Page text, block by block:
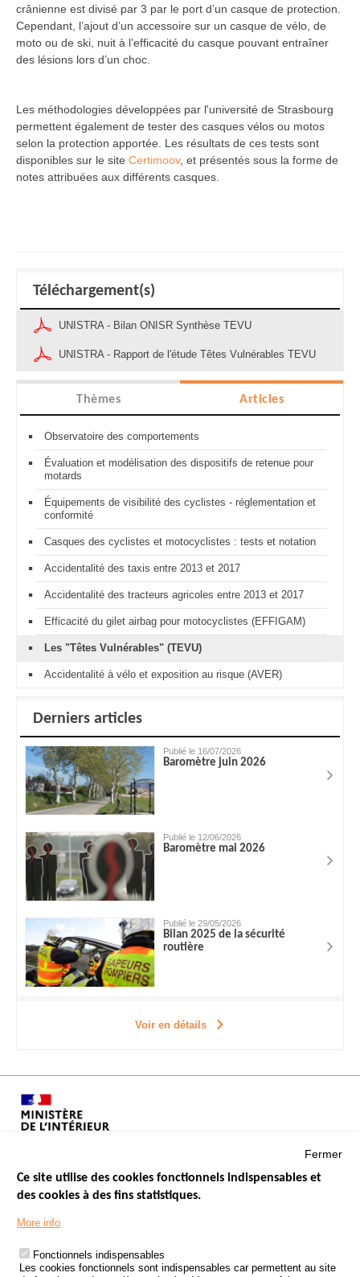
crânienne est divisé par 3 par le port d’un casque de protection.
Cependant, l’ajout d’un accessoire sur un casque de vélo, de
moto ou de ski, nuit à l’efficacité du casque pouvant entraîner
des lésions lors d’un choc.
Les méthodologies développées par l'université de Strasbourg
permettent également de tester des casques vélos ou motos
selon la protection apportée. Les résultats de ces tests sont
disponibles sur le site Certimoov, et présentés sous la forme de
notes attribuées aux différents casques.
Téléchargement(s)
UNISTRA - Bilan ONISR Synthèse TEVU
UNISTRA - Rapport de l'étude Têtes Vulnérables TEVU
Thèmes Articles
Observatoire des comportements
Évaluation et modélisation des dispositifs de retenue pour
motards
Équipements de visibilité des cyclistes - réglementation et
conformité
Casques des cyclistes et motocyclistes : tests et notation
Accidentalité des taxis entre 2013 et 2017
Accidentalité des tracteurs agricoles entre 2013 et 2017
Efficacité du gilet airbag pour motocyclistes (EFFIGAM)
Les "Têtes Vulnérables" (TEVU)
Accidentalité à vélo et exposition au risque (AVER)
Derniers articles
Publié le 16/07/2026
Baromètre juin 2026
Publié le 12/06/2026
Baromètre mai 2026
Publié le 29/05/2026
Bilan 2025 de la sécurité
routière
Voir en détails
Menu
Footer
LES SITES PUBLICS
ÉTAT DE L’INSÉCURITÉ ROUTIÈRE
TRAITEMENT DES DONNÉES PERSONNELLES DES ACCIDENTS DE
Fermer
Ce site utilise des cookies fonctionnels indispensables et
des cookies à des fins statistiques.
More info
Fonctionnels indispensables
Les cookies fonctionnels sont indispensables car permettent au site